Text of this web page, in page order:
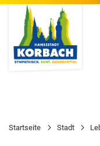
Startseite Stadt